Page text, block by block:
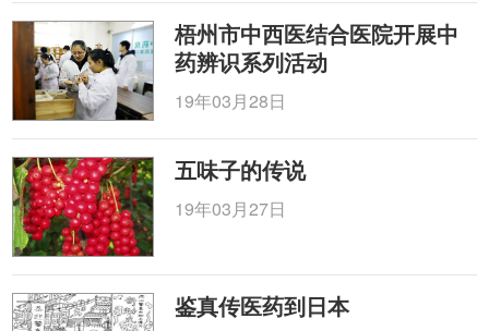
梧州市中西医结合医院开展中
药辨识系列活动
19年03月28日
五味子的传说
19年03月27日
鉴真传医药到日本